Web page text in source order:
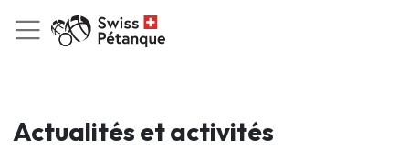
Actualités et activités